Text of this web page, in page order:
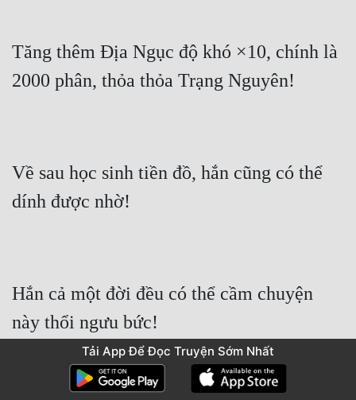
Tăng thêm Địa Ngục độ khó ×10, chính là
2000 phân, thỏa thỏa Trạng Nguyên!
Về sau học sinh tiền đồ, hắn cũng có thể
dính được nhờ!
Hắn cả một đời đều có thể cầm chuyện
này thổi ngưu bức!
Tải App Để Đọc Truyện Sớm Nhất